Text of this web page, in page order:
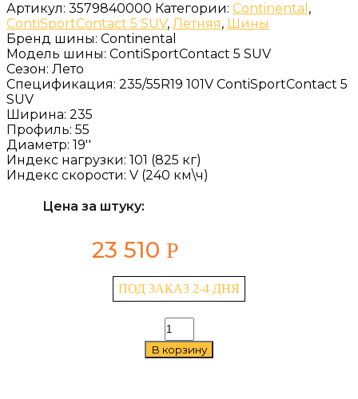
Артикул: 3579840000 Категории: Continental ,
ContiSportContact 5 SUV, Летняя, Шины
Бренд шины: Continental
Модель шины: ContiSportContact 5 SUV
Сезон: Лето
Спецификация: 235/55R19 101V ContiSportContact 5
SUV
Ширина: 235
Профиль: 55
Диаметр: 19''
Индекс нагрузки: 101 (825 кг)
Индекс скорости: V (240 км\ч)
Цена за штуку:
23 510 Р
ПОД ЗАКАЗ 2-4 ДНЯ
Количество
товара
Continental
В корзину